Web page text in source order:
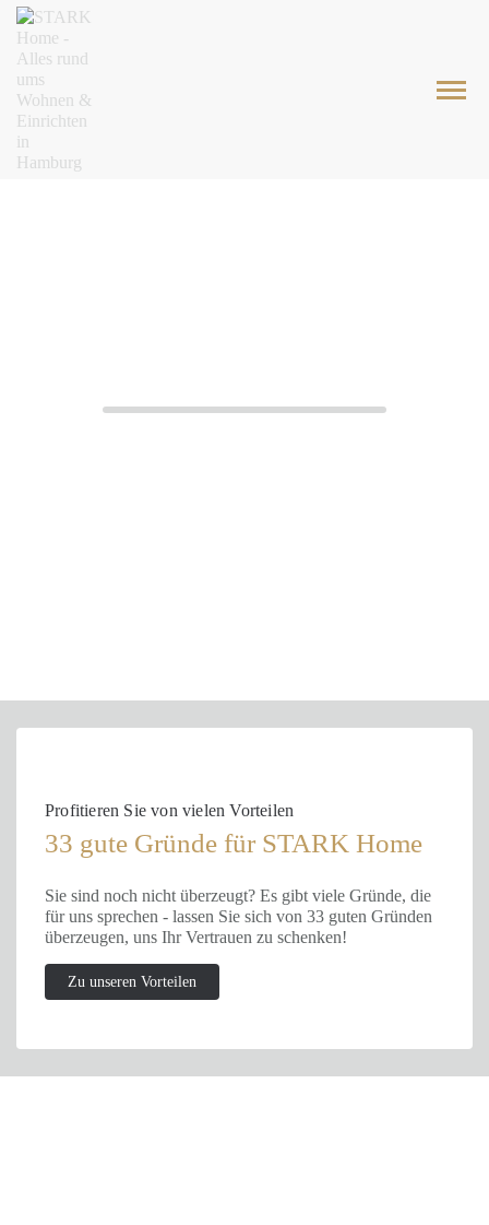
Profitieren Sie von vielen Vorteilen
33 gute Gründe für STARK Home
Sie sind noch nicht überzeugt? Es gibt viele Gründe, die
für uns sprechen - lassen Sie sich von 33 guten Gründen
überzeugen, uns Ihr Vertrauen zu schenken!
Zu unseren Vorteilen